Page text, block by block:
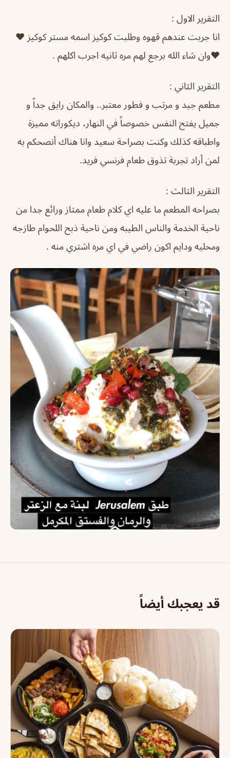
التقرير الاول :
انا جربت عندهم قهوه وطلبت كوكيز اسمه مستر كوكيز ❤️
❤️وان شاء الله برجع لهم مره ثانيه اجرب اكلهم .
التقرير الثاني :
مطعم جيد و مرتب و فطور معتبر.. والمكان رايق جداً و
جميل يفتح النفس خصوصاً في النهار، ديكوراته مميزة
واطباقه كذلك وكنت بصراحة سعيد وانا هناك أنصحكم به
لمن أراد تجربة تذوق طعام فرنسي فريد.
التقرير الثالث :
بصراحه المطعم ما عليه اي كلام طعام ممتاز ورائع جدا من
ناحية الخدمة والناس الطيبه ومن ناحية ذبح اللحوام طازجه
ومحليه ودايم اكون راضي في اي مره اشتري منه .
قد يعجبك أيضاً